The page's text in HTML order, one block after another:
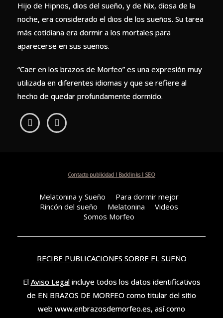
Hijo de Hipnos, dios del sueño, y de Nix, diosa de la
noche, era considerado el dios de los sueños. Su tarea
más cotidiana era dormir a los mortales para
aparecerse en sus sueños.
“Caer en los brazos de Morfeo” es una expresión muy
utilizada en diferentes idiomas y que se refiere al
hecho de quedar profundamente dormido.
Contacto publicidad I Backlinks I SEO
Melatonina y Sueño
Para dormir mejor
Rincón del sueño
Melatonina
Videos
Somos Morfeo
RECIBE PUBLICACIONES SOBRE EL SUEÑO
El Aviso Legal incluye todos los datos identificativos
de EN BRAZOS DE MORFEO como titular del sitio
web www.enbrazosdemorfeo.es, así como